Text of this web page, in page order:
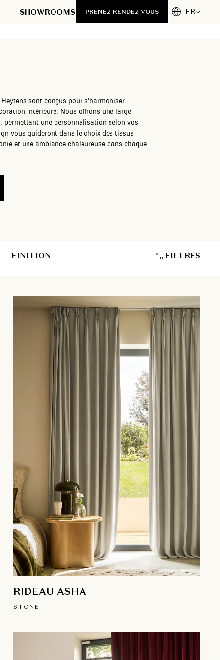
SHOWROOMS PRENEZ RENDEZ-VOUS FR
sont conçus pour s’harmoniser
intérieure. Nous offrons une large
permettant une personnalisation selon vos
vous guideront dans le choix des tissus
et une ambiance chaleureuse dans chaque
FINITION FILTRES
RIDEAU ASHA
STONE